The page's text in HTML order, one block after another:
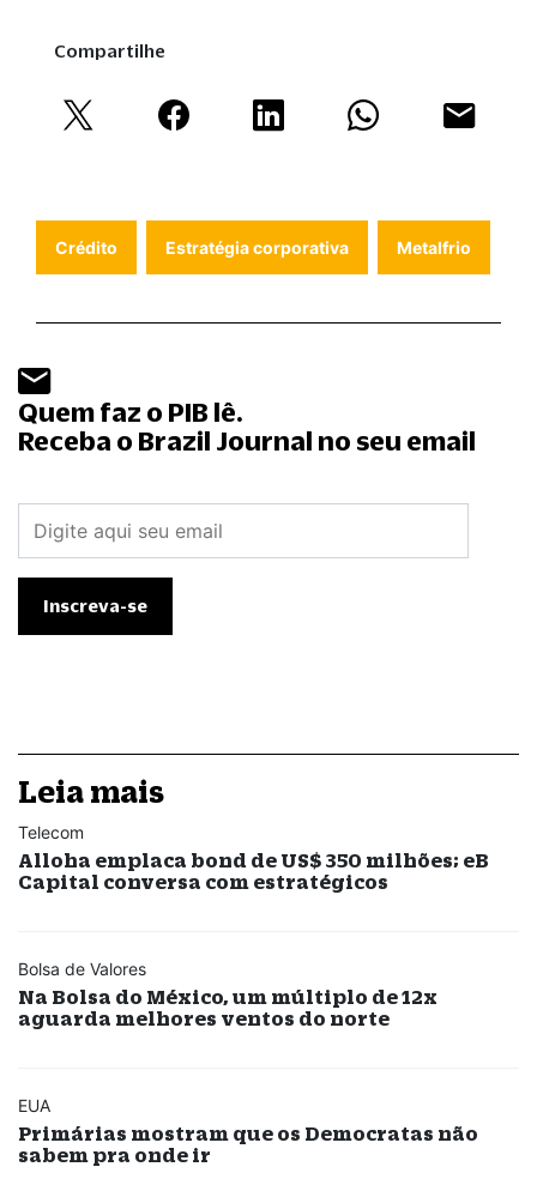
Compartilhe
Crédito Estratégia corporativa Metalfrio
Quem faz o PIB lê.
Receba o Brazil Journal no seu email
Leia mais
Telecom
Alloha emplaca bond de US$ 350 milhões; eB
Capital conversa com estratégicos
Bolsa de Valores
Na Bolsa do México, um múltiplo de 12x
aguarda melhores ventos do norte
EUA
Primárias mostram que os Democratas não
sabem pra onde ir